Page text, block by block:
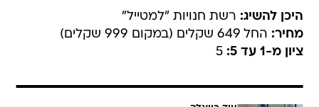
היכן להשיג: רשת חנויות "למטייל"
מחיר: החל 649 שקלים (במקום 999 שקלים)
ציון מ-1 עד 5:
5